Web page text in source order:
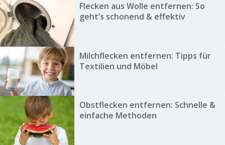
Flecken aus Wolle entfernen: So
geht’s schonend & effektiv
Milchflecken entfernen: Tipps für
Textilien und Möbel
Obstflecken entfernen: Schnelle &
einfache Methoden